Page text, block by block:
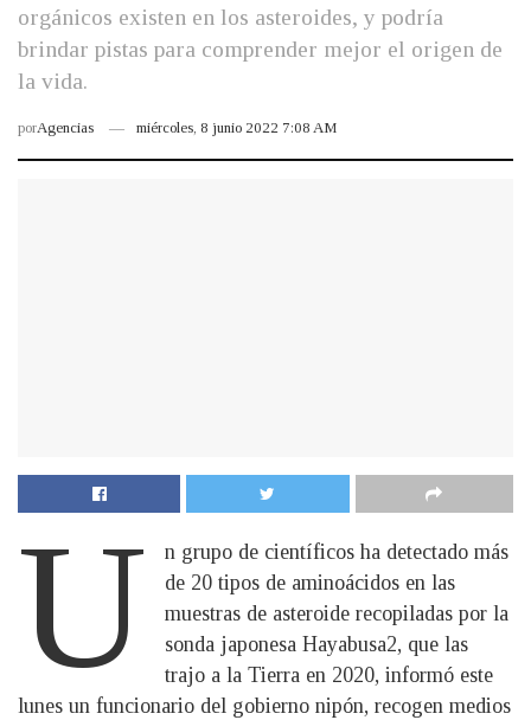
orgánicos existen en los asteroides, y podría
brindar pistas para comprender mejor el origen de
la vida.
porAgencias miércoles, 8 junio 2022 7:08 AM
U
n grupo de científicos ha detectado más
de 20 tipos de aminoácidos en las
muestras de asteroide recopiladas por la
sonda japonesa Hayabusa2, que las
trajo a la Tierra en 2020, informó este
lunes un funcionario del gobierno nipón, recogen medios